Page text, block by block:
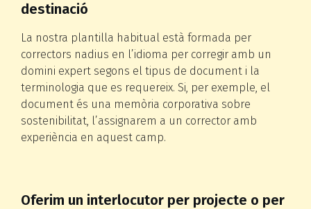
destinació
La nostra plantilla habitual està formada per
correctors nadius en l’idioma per corregir amb un
domini expert segons el tipus de document i la
terminologia que es requereix. Si, per exemple, el
document és una memòria corporativa sobre
sostenibilitat, l’assignarem a un corrector amb
experiència en aquest camp.
Oferim un interlocutor per projecte o per